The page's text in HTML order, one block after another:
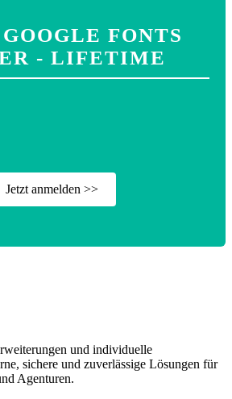
FONTS
- LIFETIME
Jetzt anmelden >>
und individuelle
sichere und zuverlässige Lösungen für
Agenturen.